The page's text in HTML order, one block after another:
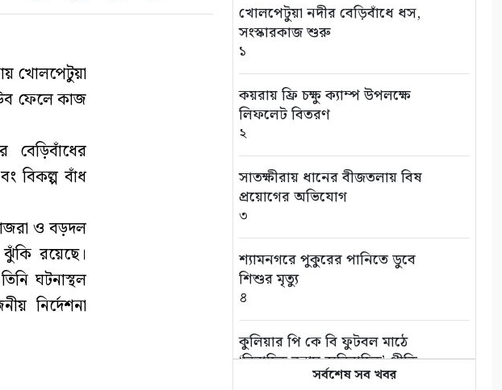
খোলপেটুয়া
ফেলে কাজ
বিকল্প বাঁধ
ও বড়দল
রয়েছে।
ঘটনাস্থল
নির্দেশনা
খোলপেটুয়া নদীর বেড়িবাঁধে ধস,
সংস্কারকাজ শুরু
১
কয়রায় ফ্রি চক্ষু ক্যাম্প উপলক্ষে
লিফলেট বিতরণ
২
সাতক্ষীরায় ধানের বীজতলায় বিষ
প্রয়োগের অভিযোগ
৩
শ্যামনগরে পুকুরের পানিতে ডুবে
শিশুর মৃত্যু
৪
কুলিয়ার পি কে বি ফুটবল মাঠে
‘বিবাহিত বনাম অবিবাহিত’ প্রীতি
সর্বশেষ সব খবর